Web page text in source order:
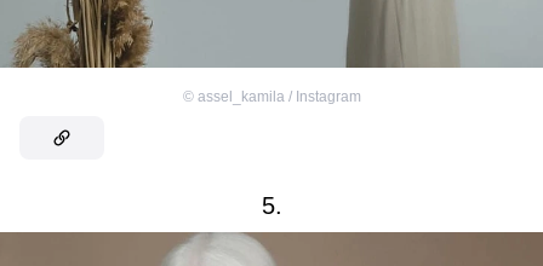
© assel_kamila / Instagram
5.